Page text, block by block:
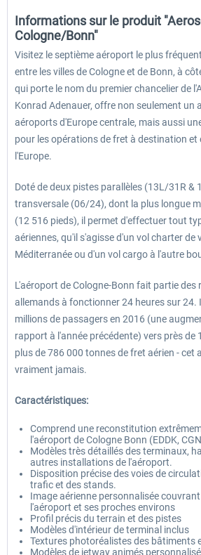
Informations sur le produit
Cologne/Bonn"
Visitez le septième aéroport le plus
entre les villes de Cologne et de Bonn, à
qui porte le nom du premier chancelier de
Konrad Adenauer, offre non seulement un
aéroports d'Europe centrale, mais aussi
pour les opérations de fret à destination et
l'Europe.
Doté de deux pistes parallèles (13L/31R &
transversale (06/24), dont la plus longue
(12 516 pieds), il permet d'effectuer tout
aériennes, qu'il s'agisse d'un vol charter de
Méditerranée ou d'un vol cargo à l'autre
L'aéroport de Cologne-Bonn fait partie des
allemands à fonctionner 24 heures sur 24.
millions de passagers en 2016 (une
rapport à l'année précédente) vers près de
plus de 786 000 tonnes de fret aérien - cet
vraiment jamais.
Caractéristiques:
Comprend une reconstitution
l'aéroport de Cologne Bonn (EDDK,
Modèles très détaillés des terminaux,
autres installations de l'aéroport.
Disposition précise des voies de
trafic et des stands.
Image aérienne personnalisée
l'aéroport et ses proches environs
Profil précis du terrain et des pistes
Modèles d'intérieur de terminal inclus
Textures photoréalistes des bâtiments
Modèles de jetway animés